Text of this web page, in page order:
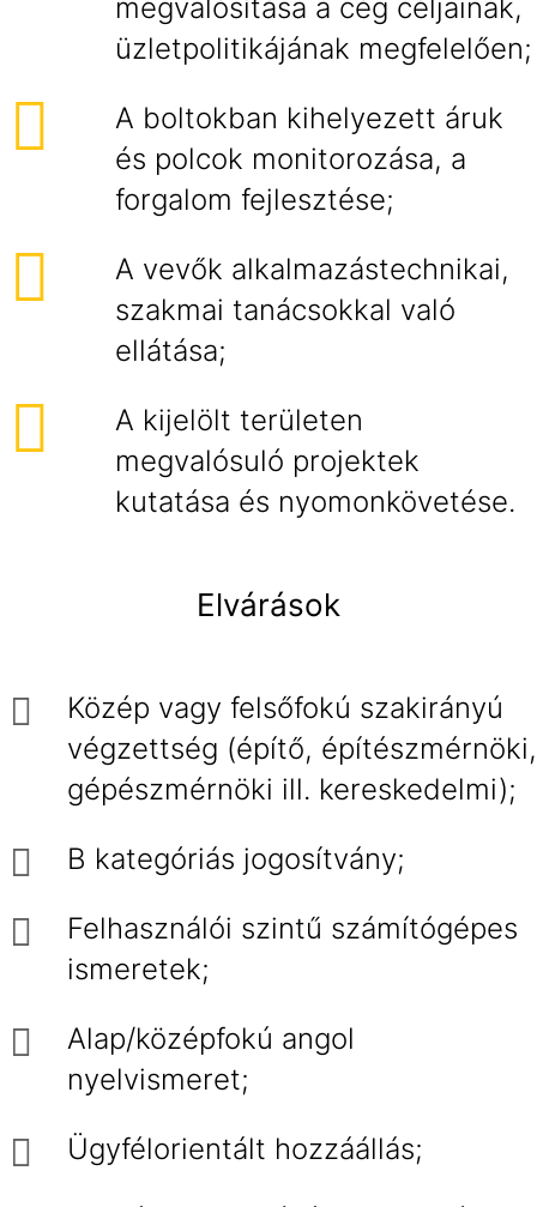
megvalósítása a cég céljainak,
üzletpolitikájának megfelelően;
A boltokban kihelyezett áruk
és polcok monitorozása, a
forgalom fejlesztése;
A vevők alkalmazástechnikai,
szakmai tanácsokkal való
ellátása;
A kijelölt területen
megvalósuló projektek
kutatása és nyomonkövetése.
Elvárások
Közép vagy felsőfokú szakirányú
végzettség (építő, építészmérnöki,
gépészmérnöki ill. kereskedelmi);
B kategóriás jogosítvány;
Felhasználói szintű számítógépes
ismeretek;
Alap/középfokú angol
nyelvismeret;
Ügyfélorientált hozzáállás;